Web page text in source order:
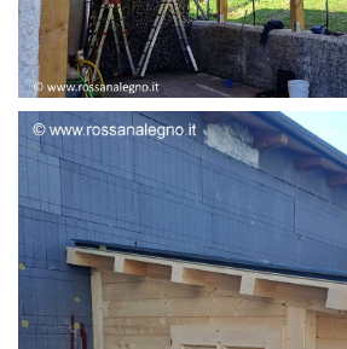
STRUTTURA ADDOSSATA LAMELLARE